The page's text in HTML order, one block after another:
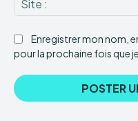
Enregistrer mon nom,
pour la prochaine fois que